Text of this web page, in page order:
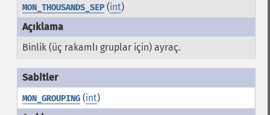
MON_THOUSANDS_SEP(int)
Binlik (üç rakamlı gruplar için) ayraç.
MON_GROUPING(int)